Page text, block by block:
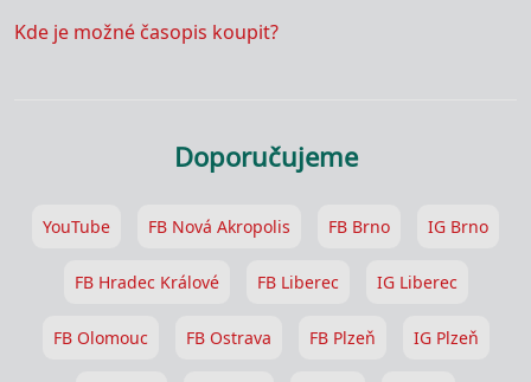
Kde je možné časopis koupit?
Doporučujeme
YouTube FB Nová Akropolis FB Brno IG Brno
FB Hradec Králové FB Liberec IG Liberec
FB Olomouc FB Ostrava FB Plzeň IG Plzeň